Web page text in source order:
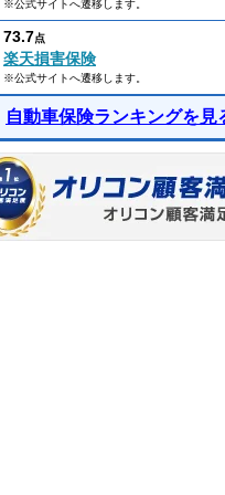
※公式サイトへ遷移します。
73.7点
楽天損害保険
※公式サイトへ遷移します。
自動車保険ランキングを見